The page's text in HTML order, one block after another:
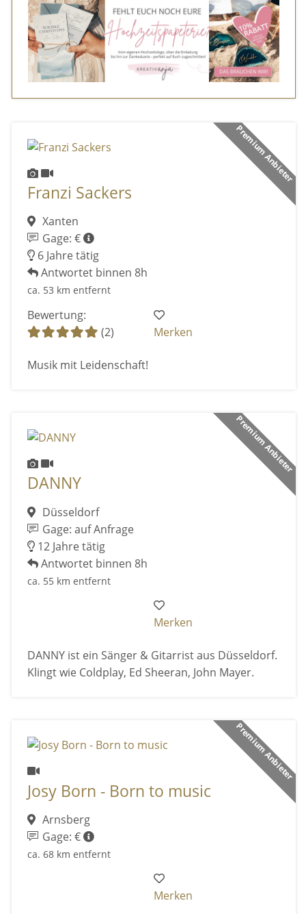
Premium Anbieter
Franzi Sackers
Xanten
Gage: €
6 Jahre tätig
Antwortet binnen 8h
ca. 53 km entfernt
Bewertung:
(2)
Merken
Musik mit Leidenschaft!
Premium Anbieter
DANNY
Düsseldorf
Gage: auf Anfrage
12 Jahre tätig
Antwortet binnen 8h
ca. 55 km entfernt
Merken
DANNY ist ein Sänger & Gitarrist aus Düsseldorf.
Klingt wie Coldplay, Ed Sheeran, John Mayer.
Premium Anbieter
Josy Born - Born to music
Arnsberg
Gage: €
ca. 68 km entfernt
Merken